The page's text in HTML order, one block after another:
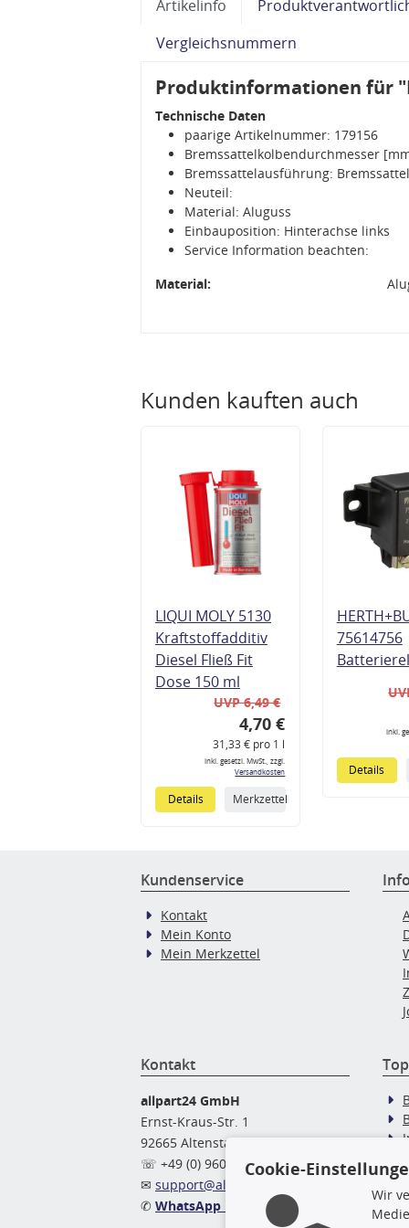
Artikelinfo
Vergleichsnummern
Produktinformationen für
Technische Daten
paarige Artikelnummer: 179156
Bremssattelkolbendurchmesser
Bremssattelausführung:
Neuteil:
Material: Aluguss
Einbauposition: Hinterachse links
Service Information beachten:
Material:
Kunden kauften auch
LIQUI MOLY 5130
Kraftstoffadditiv
Diesel Fließ Fit
Dose 150 ml
UVP 6,49 €
4,70 €
31,33 € pro 1 l
inkl. gesetzl. MwSt., zzgl.
Versandkosten
Details Merkzettel
75614756
inkl.
Details
Kundenservice
Kontakt
Mein Konto
Mein Merkzettel
Kontakt
allpart24 GmbH
Ernst-Kraus-Str. 1
92665 Altenstadt
☏ +49 (0) 9602 / 9 42 49 46
✉ support@allpart24.de
✆ WhatsApp Nachricht
Cookie-
Wir